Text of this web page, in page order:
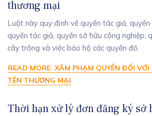
thương mại
Luật này quy định về quyền tác giả, quyền
quyền tác giả, quyền sở hữu công nghiệp,
cây trồng và việc bảo hộ các quyền đó.
READ MORE: XÂM PHẠM QUYỀN ĐỐI
TÊN THƯƠNG MẠI
Thời hạn xử lý đơn đăng ký sở